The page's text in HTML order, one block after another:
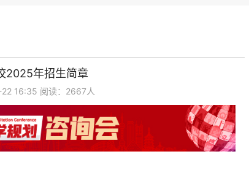
2025年招生简章
16:35 阅读：2667人